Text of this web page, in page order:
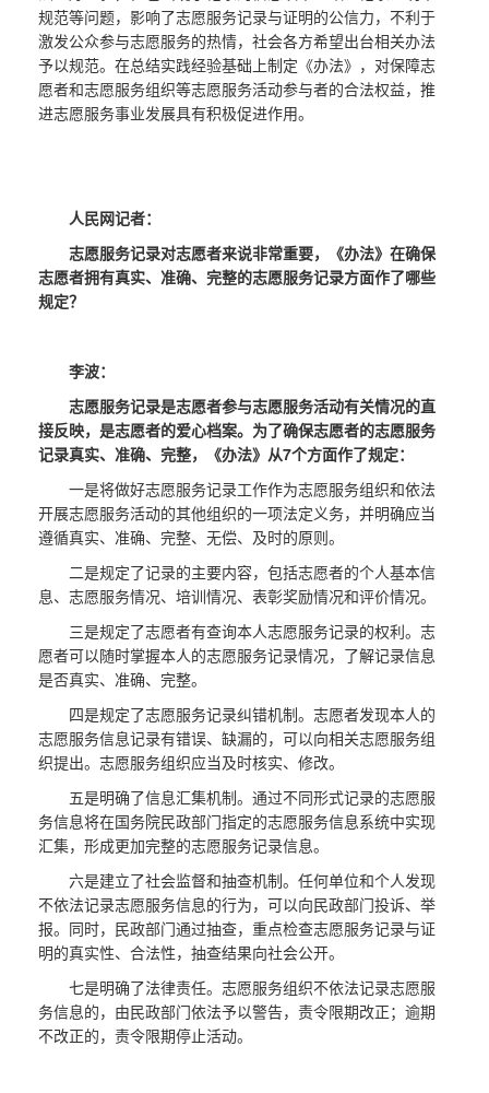
规范等问题，影响了志愿服务记录与证明的公信力，不利于
激发公众参与志愿服务的热情，社会各方希望出台相关办法
予以规范。在总结实践经验基础上制定《办法》，对保障志
愿者和志愿服务组织等志愿服务活动参与者的合法权益，推
进志愿服务事业发展具有积极促进作用。
人民网记者：
志愿服务记录对志愿者来说非常重要，《办法》在确保
志愿者拥有真实、准确、完整的志愿服务记录方面作了哪些
规定？
李波：
志愿服务记录是志愿者参与志愿服务活动有关情况的直
接反映，是志愿者的爱心档案。为了确保志愿者的志愿服务
记录真实、准确、完整，《办法》从7个方面作了规定：
一是将做好志愿服务记录工作作为志愿服务组织和依法
开展志愿服务活动的其他组织的一项法定义务，并明确应当
遵循真实、准确、完整、无偿、及时的原则。
二是规定了记录的主要内容，包括志愿者的个人基本信
息、志愿服务情况、培训情况、表彰奖励情况和评价情况。
三是规定了志愿者有查询本人志愿服务记录的权利。志
愿者可以随时掌握本人的志愿服务记录情况，了解记录信息
是否真实、准确、完整。
四是规定了志愿服务记录纠错机制。志愿者发现本人的
志愿服务信息记录有错误、缺漏的，可以向相关志愿服务组
织提出。志愿服务组织应当及时核实、修改。
五是明确了信息汇集机制。通过不同形式记录的志愿服
务信息将在国务院民政部门指定的志愿服务信息系统中实现
汇集，形成更加完整的志愿服务记录信息。
六是建立了社会监督和抽查机制。任何单位和个人发现
不依法记录志愿服务信息的行为，可以向民政部门投诉、举
报。同时，民政部门通过抽查，重点检查志愿服务记录与证
明的真实性、合法性，抽查结果向社会公开。
七是明确了法律责任。志愿服务组织不依法记录志愿服
务信息的，由民政部门依法予以警告，责令限期改正；逾期
不改正的，责令限期停止活动。